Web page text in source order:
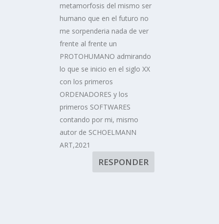
metamorfosis del mismo ser
humano que en el futuro no
me sorpenderia nada de ver
frente al frente un
PROTOHUMANO admirando
lo que se inicio en el siglo XX
con los primeros
ORDENADORES y los
primeros SOFTWARES
contando por mi, mismo
autor de SCHOELMANN
ART,2021
RESPONDER